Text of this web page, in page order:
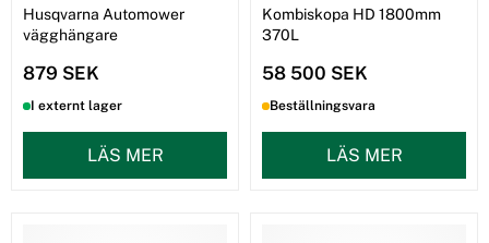
Husqvarna Automower
vägghängare
879 SEK
I externt lager
LÄS MER
Kombiskopa HD 1800mm
370L
58 500 SEK
Beställningsvara
LÄS MER